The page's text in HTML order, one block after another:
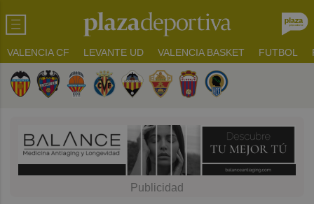
VALENCIA CF LEVANTE UD VALENCIA BASKET FUTBOL